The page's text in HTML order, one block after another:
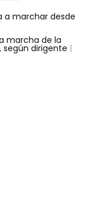
a marchar desde
marcha de la
según dirigente |